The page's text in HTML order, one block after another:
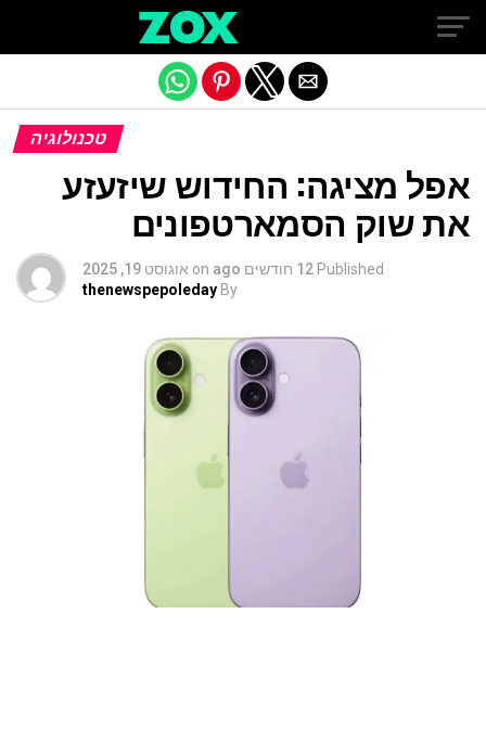
טכנולוגיה
אפל מציגה: החידוש שיזעזע
את שוק הסמארטפונים
Published 12 חודשים ago on אוגוסט 19, 2025
By
thenewspepoleday
Exit mobile version